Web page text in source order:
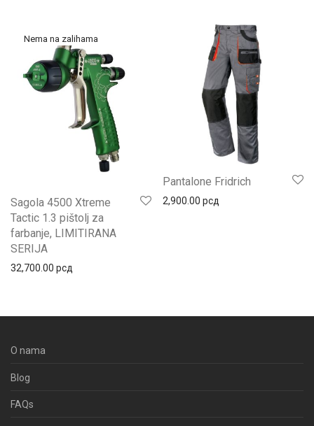
Sagola 4500 Xtreme
Tactic 1.3 pištolj za
farbanje, LIMITIRANA
SERIJA
32,700.00 рсд
Pantalone Fridrich
2,900.00 рсд
O nama
Blog
FAQs